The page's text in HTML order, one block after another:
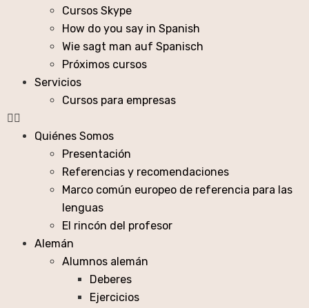
Cursos Skype
How do you say in Spanish
Wie sagt man auf Spanisch
Próximos cursos
Servicios
Cursos para empresas
Quiénes Somos
Presentación
Referencias y recomendaciones
Marco común europeo de referencia para las
lenguas
El rincón del profesor
Alemán
Alumnos alemán
Deberes
Ejercicios